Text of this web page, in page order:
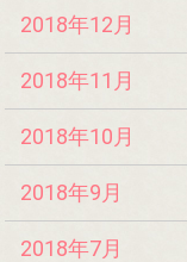
2018年12月
2018年11月
2018年10月
2018年9月
2018年7月